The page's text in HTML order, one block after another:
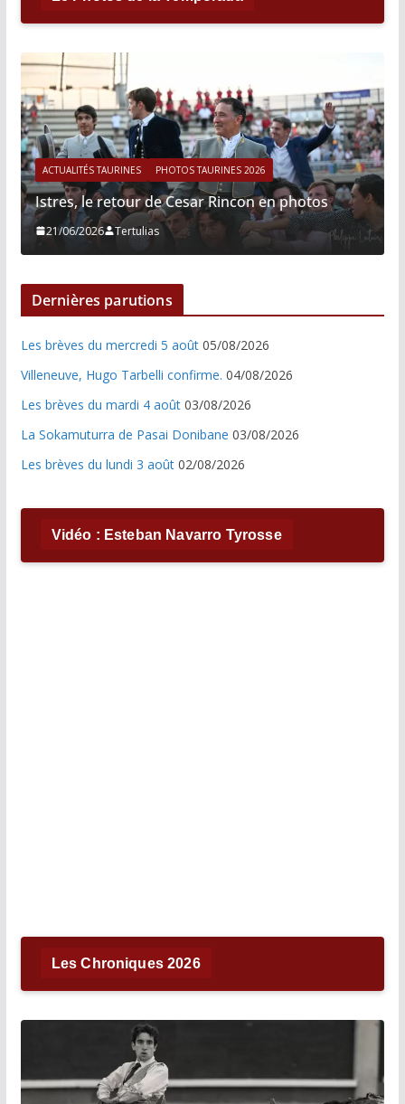
ACTUALITÉS TAURINES PHOTOS TAURINES 2026
Istres, le retour de Cesar Rincon en photos
21/06/2026 Tertulias
Dernières parutions
Les brèves du mercredi 5 août 05/08/2026
Villeneuve, Hugo Tarbelli confirme. 04/08/2026
Les brèves du mardi 4 août 03/08/2026
La Sokamuturra de Pasai Donibane 03/08/2026
Les brèves du lundi 3 août 02/08/2026
Vidéo : Esteban Navarro Tyrosse
Les Chroniques 2026